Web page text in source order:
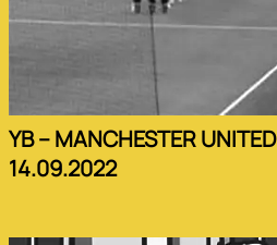
YB – MANCHESTER UNITED
14.09.2022